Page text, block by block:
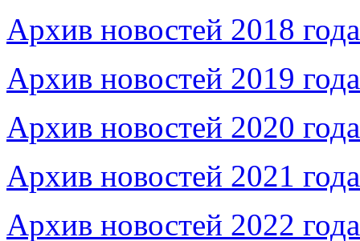
Архив новостей 2018 года
Архив новостей 2019 года
Архив новостей 2020 года
Архив новостей 2021 года
Архив новостей 2022 года